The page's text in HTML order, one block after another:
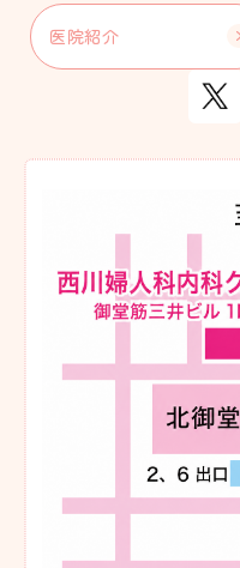
医院紹介